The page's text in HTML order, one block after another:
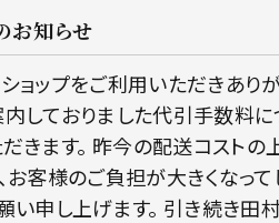
お知らせ
ップをご利用いただきあり
しておりました代引手数料
だきます。 昨今の配送コスト
お客様のご負担が大きくなっ
い申し上げます。 引き続き田